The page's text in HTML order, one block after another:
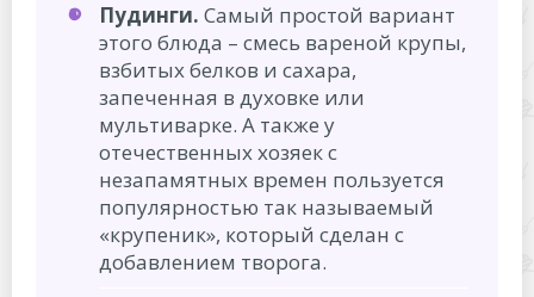
Пудинги. Самый простой вариант
этого блюда – смесь вареной крупы,
взбитых белков и сахара,
запеченная в духовке или
мультиварке. А также у
отечественных хозяек с
незапамятных времен пользуется
популярностью так называемый
«крупеник», который сделан с
добавлением творога.